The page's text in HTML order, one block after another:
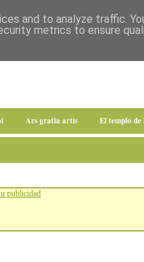
Ars gratia artis El templo
and to analyze traffic.
metrics to ensure